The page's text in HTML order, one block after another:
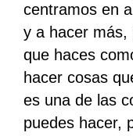
centramos en
y a hacer más,
que haces
hacer cosas
es una de las
puedes hacer,